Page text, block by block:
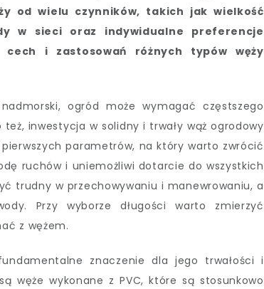
od wielu czynników, takich jak wielkość
w sieci oraz indywidualne preferencje
cech i zastosowań różnych typów węży
ogród może wymagać częstszego
inwestycja w solidny i trwały wąż ogrodowy
parametrów, na który warto zwrócić
ruchów i uniemożliwi dotarcie do wszystkich
trudny w przechowywaniu i manewrowaniu, a
Przy wyborze długości warto zmierzyć
z wężem.
znaczenie dla jego trwałości i
węże wykonane z PVC, które są stosunkowo